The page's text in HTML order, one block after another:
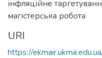
інфляційне
магістерська робота
URI
https://